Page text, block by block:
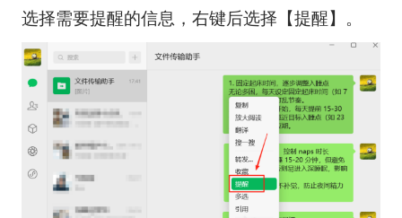
选择需要提醒的信息，右键后选择【提醒】。